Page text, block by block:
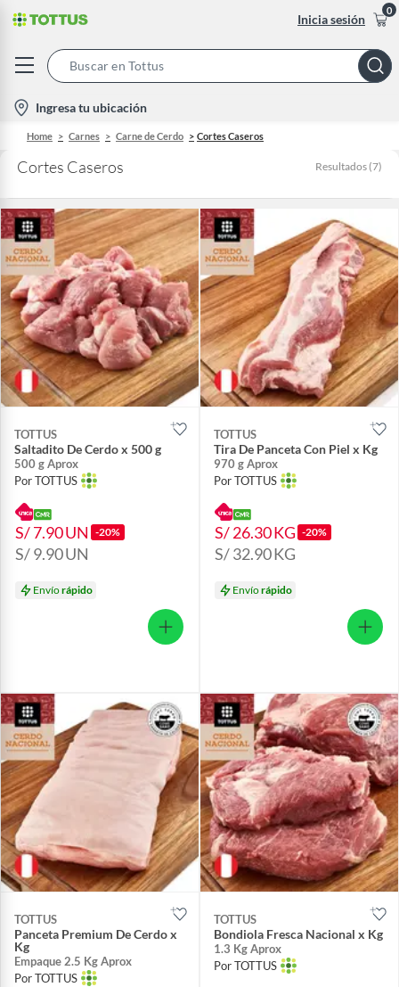
Inicia sesión
0
Bar
location-
icon
Ingresa tu ubicación
Home Carnes Carne de Cerdo Cortes Caseros
Cortes Caseros Resultados (7)
TOTTUS
Saltadito De Cerdo x 500 g
500 g Aprox
Por TOTTUS
S/ 7.90UN -20%
S/ 9.90UN
Envíorápido
TOTTUS
Tira De Panceta Con Piel x Kg
970 g Aprox
Por TOTTUS
S/ 26.30KG -20%
S/ 32.90KG
Envíorápido
TOTTUS
Panceta Premium De Cerdo x
Kg
Empaque 2.5 Kg Aprox
Por TOTTUS
TOTTUS
Bondiola Fresca Nacional x Kg
1.3 Kg Aprox
Por TOTTUS